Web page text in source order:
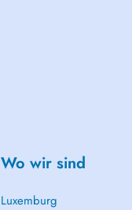
Wo wir sind
Luxemburg